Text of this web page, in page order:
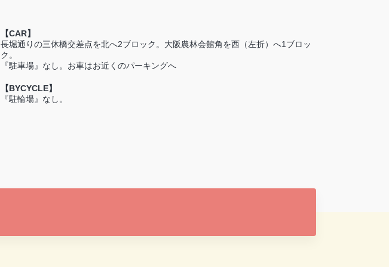
【CAR】
長堀通りの三休橋交差点を北へ2ブロック。大阪農林会館角を西（左折）へ1ブロッ
ク。
『駐車場』なし。お車はお近くのパーキングへ
【BYCYCLE】
『駐輪場』なし。